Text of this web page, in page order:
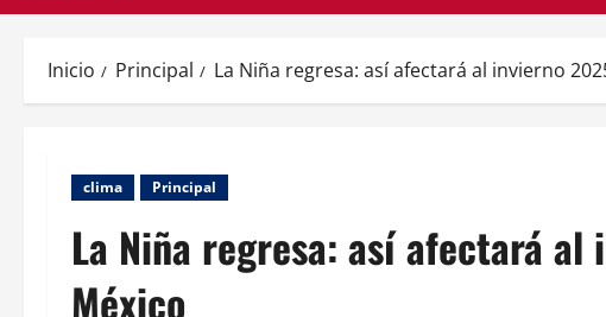
Inicio Principal La Niña regresa: así afectará al invierno
clima Principal
La Niña regresa: así afectará
México